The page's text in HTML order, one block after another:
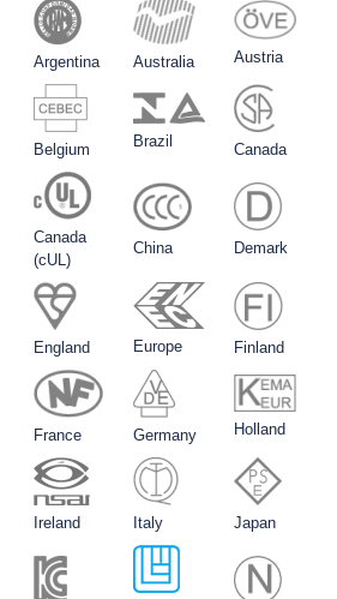
Argentina Australia Austria
Belgium Brazil Canada
Canada
(cUL)
China Demark
England Europe Finland
France Germany Holland
Ireland Italy Japan